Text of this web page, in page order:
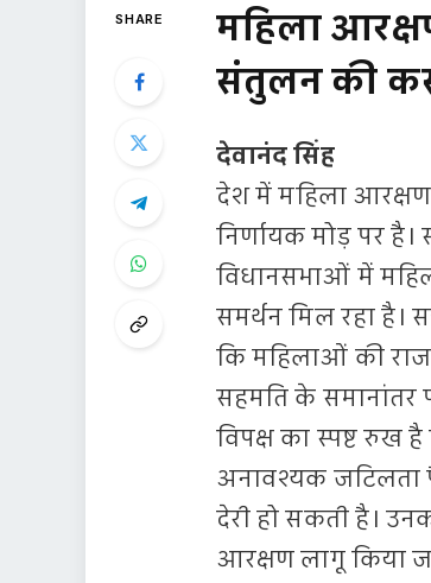
SHARE
महिला
संतुलन की
देवानंद सिंह
देश में महिला
निर्णायक मोड़ पर
विधानसभाओं में
समर्थन मिल रहा है।
कि महिलाओं की
सहमति के समानांतर
विपक्ष का स्पष्ट
अनावश्यक जटिलता
देरी हो सकती है।
आरक्षण लागू किया